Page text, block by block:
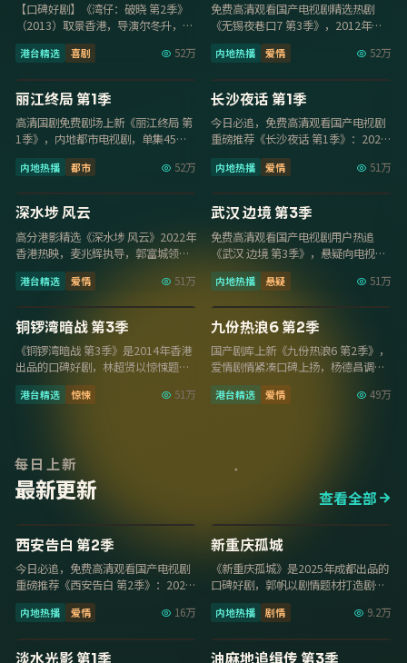
【口碑好剧】《湾仔：破晓 第2季》
（2013）取景香港，导演尔冬升，主
演张曼玉、钟楚红，2013年8月24日
更新…
港台精选 喜剧 52万
免费高清观看国产电视剧精选热剧
《无锡夜巷口7 第3季》，2012年内
地爱情内地热播，卡司胡歌、沈腾、
汤唯，201…
内地热播 爱情 52万
9.0
32集
丽江终局 第1季
高清国剧免费剧场上新《丽江终局 第
1季》，内地都市电视剧，单集45分
钟超清质感，2023年5月7日收录免费
高清观…
内地热播 都市 52万
8.5
13集
长沙夜话 第1季
今日必追，免费高清观看国产电视剧
重磅推荐《长沙夜话 第1季》：2022
年南京爱情内地热播，导演郑晓龙，
主演杨紫、…
内地热播 爱情 51万
8.1
114分钟
深水埗 风云
高分港影精选《深水埗 风云》2022年
香港热映，麦兆辉执导，郭富城领
衔，畅看免费高清观看国产电视剧，
1080P流…
港台精选 爱情 51万
9.6
30集
武汉 边境 第3季
免费高清观看国产电视剧用户热追
《武汉 边境 第3季》，悬疑向电视剧
节奏紧凑，李木戈执导，李现领衔，
2018年7月…
内地热播 悬疑 51万
8.5
14集
铜锣湾暗战 第3季
《铜锣湾暗战 第3季》是2014年香港
出品的口碑好剧，林超贤以惊悚题材
打造剧情张力，张学友、古天乐演技
出彩，20…
港台精选 惊悚 51万
8.2
20集
九份热浪6 第2季
国产剧库上新《九份热浪6 第2季》，
爱情剧情紧凑口碑上扬，杨德昌调度
精准，2014年6月16日起免费高清观
看国产…
港台精选 爱情 49万
每日上新
最新更新 查看全部
8.7
西安告白 第2季
今日必追，免费高清观看国产电视剧
重磅推荐《西安告白 第2季》：2025
年广州爱情内地热播，导演毛卫宁，
主演成毅、…
内地热播 爱情 16万
8.1
29集
新重庆孤城
《新重庆孤城》是2025年成都出品的
口碑好剧，郭帆以剧情题材打造剧情
张力，刘昊然、杨紫演技出彩，2025
年10月…
内地热播 剧情 9.2万
7.9
29集
淡水光影 第1季 8.1
13集
油麻地追缉传 第3季